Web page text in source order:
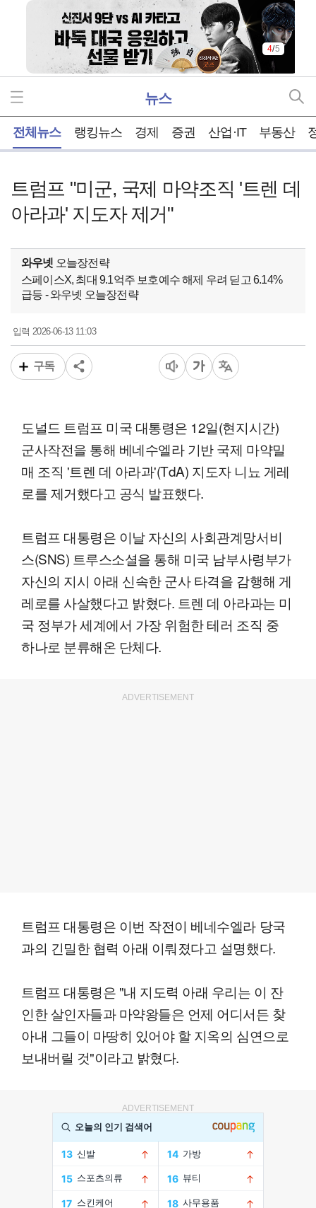
4/5
뉴스
전체뉴스 랭킹뉴스 경제 증권 산업·IT 부동산
트럼프 "미군, 국제 마약조직 '트렌 데
아라과' 지도자 제거"
와우넷 오늘장전략
스페이스X, 최대 9.1억주 보호예수 해제 우려 딛고 6.14%
급등 - 와우넷 오늘장전략
입력2026-06-13 11:03
구독
도널드 트럼프 미국 대통령은 12일(현지시간)
군사작전을 통해 베네수엘라 기반 국제 마약밀
매 조직 '트렌 데 아라과'(TdA) 지도자 니뇨 게레
로를 제거했다고 공식 발표했다.
트럼프 대통령은 이날 자신의 사회관계망서비
스(SNS) 트루스소셜을 통해 미국 남부사령부가
자신의 지시 아래 신속한 군사 타격을 감행해 게
레로를 사살했다고 밝혔다. 트렌 데 아라과는 미
국 정부가 세계에서 가장 위험한 테러 조직 중
하나로 분류해온 단체다.
ADVERTISEMENT
트럼프 대통령은 이번 작전이 베네수엘라 당국
과의 긴밀한 협력 아래 이뤄졌다고 설명했다.
트럼프 대통령은 "내 지도력 아래 우리는 이 잔
인한 살인자들과 마약왕들은 언제 어디서든 찾
아내 그들이 마땅히 있어야 할 지옥의 심연으로
보내버릴 것"이라고 밝혔다.
ADVERTISEMENT